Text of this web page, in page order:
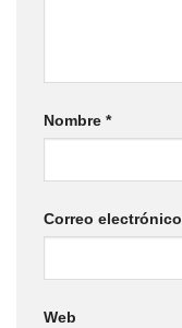
Nombre *
Correo electrónico
Web